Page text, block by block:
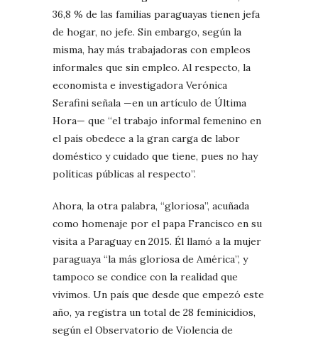
36,8 % de las familias paraguayas tienen jefa
de hogar, no jefe. Sin embargo, según la
misma, hay más trabajadoras con empleos
informales que sin empleo. Al respecto, la
economista e investigadora Verónica
Serafini señala —en un artículo de Última
Hora— que “el trabajo informal femenino en
el país obedece a la gran carga de labor
doméstico y cuidado que tiene, pues no hay
políticas públicas al respecto”.
Ahora, la otra palabra, “gloriosa”, acuñada
como homenaje por el papa Francisco en su
visita a Paraguay en 2015. Él llamó a la mujer
paraguaya “la más gloriosa de América”, y
tampoco se condice con la realidad que
vivimos. Un país que desde que empezó este
año, ya registra un total de 28 feminicidios,
según el Observatorio de Violencia de